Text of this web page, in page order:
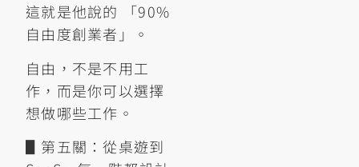
這就是他說的 「90%
自由度創業者」。
自由，不是不用工
作，而是你可以選擇
想做哪些工作。
▋第五關：從桌遊到